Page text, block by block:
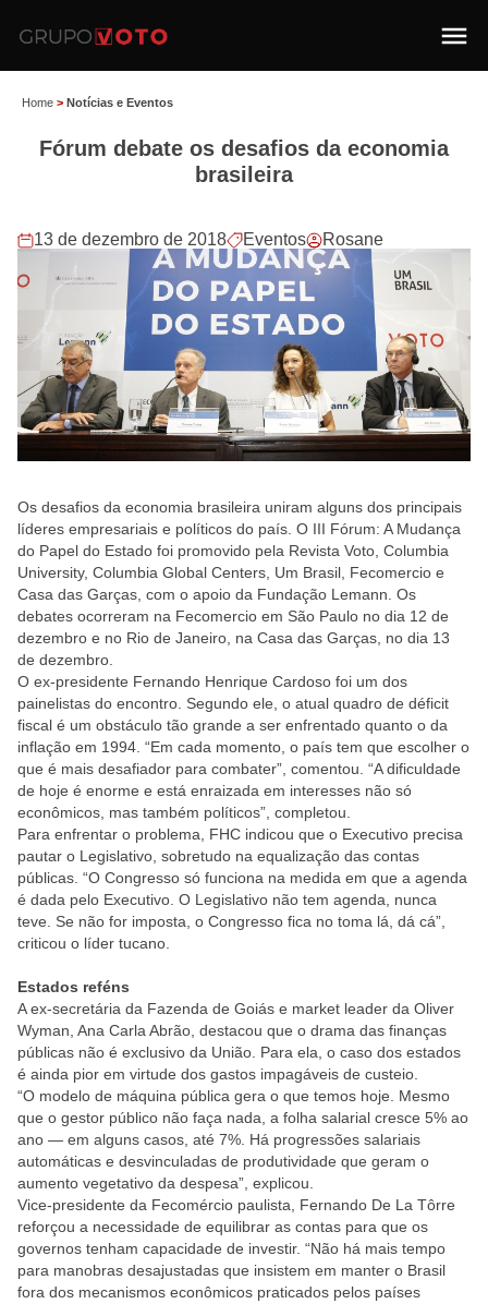
Home > Notícias e Eventos
Fórum debate os desafios da economia
brasileira
13 de dezembro de 2018 Eventos Rosane
Os desafios da economia brasileira uniram alguns dos principais
líderes empresariais e políticos do país. O III Fórum: A Mudança
do Papel do Estado foi promovido pela Revista Voto, Columbia
University, Columbia Global Centers, Um Brasil, Fecomercio e
Casa das Garças, com o apoio da Fundação Lemann. Os
debates ocorreram na Fecomercio em São Paulo no dia 12 de
dezembro e no Rio de Janeiro, na Casa das Garças, no dia 13
de dezembro.
O ex-presidente Fernando Henrique Cardoso foi um dos
painelistas do encontro. Segundo ele, o atual quadro de déficit
fiscal é um obstáculo tão grande a ser enfrentado quanto o da
inflação em 1994. “Em cada momento, o país tem que escolher o
que é mais desafiador para combater”, comentou. “A dificuldade
de hoje é enorme e está enraizada em interesses não só
econômicos, mas também políticos”, completou.
Para enfrentar o problema, FHC indicou que o Executivo precisa
pautar o Legislativo, sobretudo na equalização das contas
públicas. “O Congresso só funciona na medida em que a agenda
é dada pelo Executivo. O Legislativo não tem agenda, nunca
teve. Se não for imposta, o Congresso fica no toma lá, dá cá”,
criticou o líder tucano.
Estados reféns
A ex-secretária da Fazenda de Goiás e market leader da Oliver
Wyman, Ana Carla Abrão, destacou que o drama das finanças
públicas não é exclusivo da União. Para ela, o caso dos estados
é ainda pior em virtude dos gastos impagáveis de custeio.
“O modelo de máquina pública gera o que temos hoje. Mesmo
que o gestor público não faça nada, a folha salarial cresce 5% ao
ano — em alguns casos, até 7%. Há progressões salariais
automáticas e desvinculadas de produtividade que geram o
aumento vegetativo da despesa”, explicou.
Vice-presidente da Fecomércio paulista, Fernando De La Tôrre
reforçou a necessidade de equilibrar as contas para que os
governos tenham capacidade de investir. “Não há mais tempo
para manobras desajustadas que insistem em manter o Brasil
fora dos mecanismos econômicos praticados pelos países